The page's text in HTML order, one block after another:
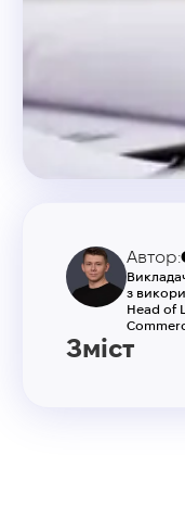
Автор:
з
Head of
Зміст